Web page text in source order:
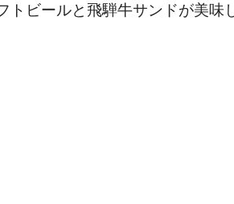
トビールと飛騨牛サンドが美味